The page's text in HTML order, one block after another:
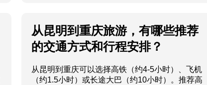
从昆明到重庆旅游，有哪些推荐
的交通方式和行程安排？
从昆明到重庆可以选择高铁（约4-5小时）、飞机
（约1.5小时）或长途大巴（约10小时）。推荐高